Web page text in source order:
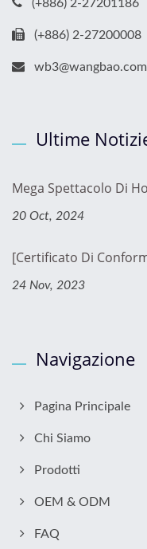
(+886) 2-27201186
(+886) 2-27200008
Ultime
Mega Spettacolo Di
20 Oct, 2024
[Certificato Di
24 Nov, 2023
Navigazione
Pagina Principale
Chi Siamo
Prodotti
OEM & ODM
FAQ